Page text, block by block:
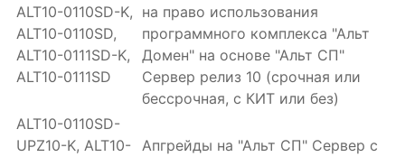
ALT10-0110SD-K,
ALT10-0110SD,
ALT10-0111SD-K,
ALT10-0111SD
на право использования
программного комплекса "Альт
Домен" на основе "Альт СП"
Сервер релиз 10 (срочная или
бессрочная, с КИТ или без)
ALT10-0110SD-
UPZ10-K, ALT10- Апгрейды на "Альт СП" Сервер с